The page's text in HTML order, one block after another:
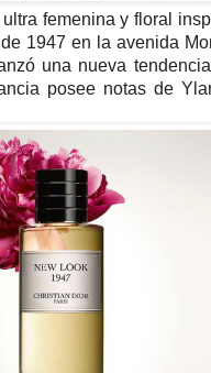
femenina y floral
1947 en la avenida
una nueva
posee notas de